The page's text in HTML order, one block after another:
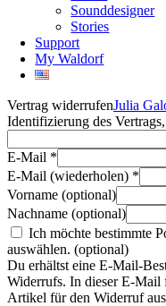
Sounddesigner
Stories
Support
My Waldorf
Vertrag widerrufenJulia
Identifizierung des
E-Mail *
E-Mail (wiederholen) *
Vorname (optional)
Nachname (optional)
Ich möchte bestimmte
auswählen. (optional)
Du erhältst eine E-Mail-
Widerrufs. In dieser E-Mail
Artikel für den Widerruf